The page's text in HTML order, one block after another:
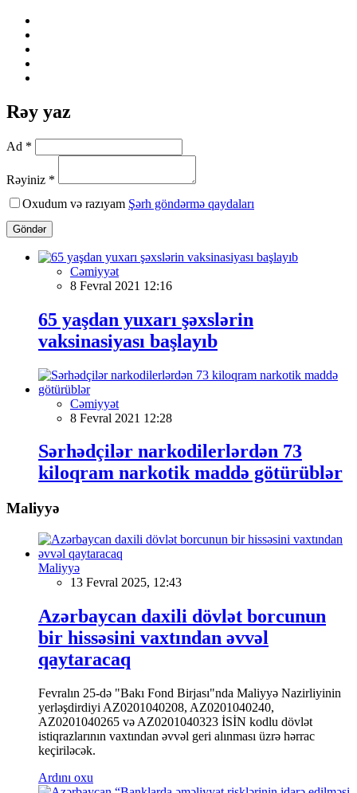
Rəy yaz
Ad *
Rəyiniz *
Oxudum və razıyam Şərh göndərmə qaydaları
Göndər
Cəmiyyət
8 Fevral 2021 12:16
65 yaşdan yuxarı şəxslərin
vaksinasiyası başlayıb
Cəmiyyət
8 Fevral 2021 12:28
Sərhədçilər narkodilerlərdən 73
kiloqram narkotik maddə götürüblər
Maliyyə
Maliyyə
13 Fevral 2025, 12:43
Azərbaycan daxili dövlət borcunun
bir hissəsini vaxtından əvvəl
qaytaracaq
Fevralın 25-də "Bakı Fond Birjası"nda Maliyyə Nazirliyinin
yerləşdirdiyi AZ0201040208, AZ0201040240,
AZ0201040265 və AZ0201040323 İSİN kodlu dövlət
istiqrazlarının vaxtından əvvəl geri alınması üzrə hərrac
keçiriləcək.
Ardını oxu